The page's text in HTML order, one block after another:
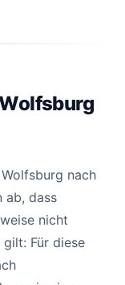
nach
ab, dass
nicht
Für diese